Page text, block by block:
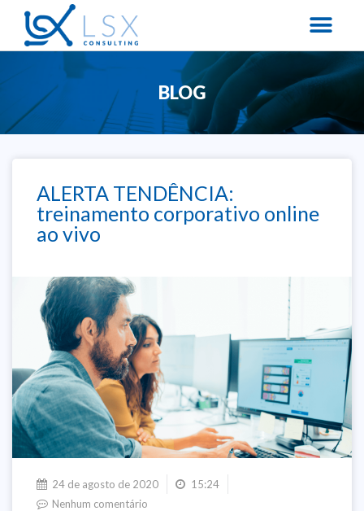
BLOG
ALERTA TENDÊNCIA:
treinamento corporativo online
ao vivo
24 de agosto de 2020
15:24
Nenhum comentário